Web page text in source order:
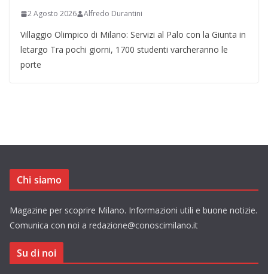
2 Agosto 2026 Alfredo Durantini
Villaggio Olimpico di Milano: Servizi al Palo con la Giunta in
letargo Tra pochi giorni, 1700 studenti varcheranno le
porte
Chi siamo
Magazine per scoprire Milano. Informazioni utili e buone notizie.
Comunica con noi a redazione@conoscimilano.it
Su di noi